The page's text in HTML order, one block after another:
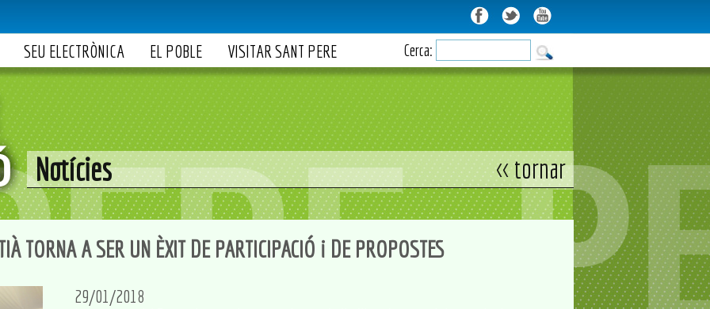
SEU ELECTRÒNICA EL POBLE VISITAR SANT PERE Cerca:
Notícies << tornar
TORNA A SER UN ÈXIT DE PARTICIPACIÓ i DE PROPOSTES
29/01/2018